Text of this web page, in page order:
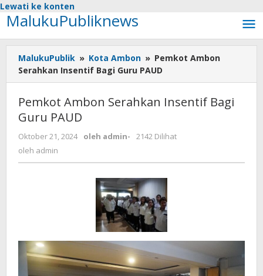
Lewati ke konten
MalukuPubliknews
MalukuPublik » Kota Ambon » Pemkot Ambon
Serahkan Insentif Bagi Guru PAUD
Pemkot Ambon Serahkan Insentif Bagi
Guru PAUD
Oktober 21, 2024 oleh admin-
2142 Dilihat
oleh admin